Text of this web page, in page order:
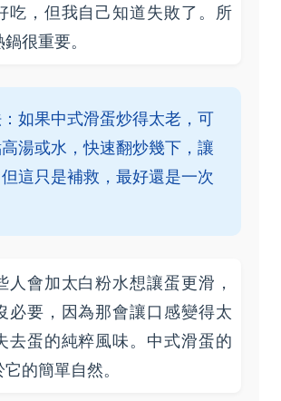
吃，但我自己知道失敗了。所
很重要。
如果中式滑蛋炒得太老，可
湯或水，快速翻炒幾下，讓
這只是補救，最好還是一次
人會加太白粉水想讓蛋更滑，
必要，因為那會讓口感變得太
去蛋的純粹風味。中式滑蛋的
的簡單自然。